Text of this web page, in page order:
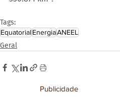
Tags:
Equatorial EnergiaANEEL
Geral
Publicidade